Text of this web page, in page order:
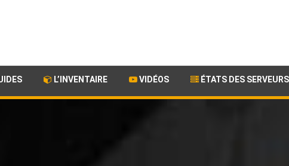
L’INVENTAIRE VIDÉOS ÉTATS DES SERVEURS